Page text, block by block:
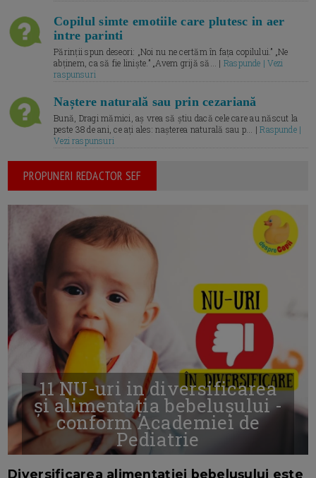
Copilul simte emotiile care plutesc in aer
intre parinti
Părinții spun deseori: „Noi nu ne certăm în fața copilului.” „Ne
abținem, ca să fie liniște.” „Avem grijă să... | Raspunde | Vezi
raspunsuri
Naștere naturală sau prin cezariană
Bună, Dragi mămici, aș vrea să știu dacă cele care au născut la
peste 38 de ani, ce ați ales: nașterea naturală sau p... |Raspunde |
Vezi raspunsuri
PROPUNERI REDACTOR SEF
11 NU-uri in diversificarea
și alimentația bebelușului -
conform Academiei de
Pediatrie
Diversificarea alimentației bebelușului este